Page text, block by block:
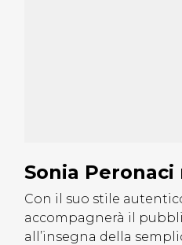
Sonia
Con il suo stile
accompagnerà il
all’insegna della